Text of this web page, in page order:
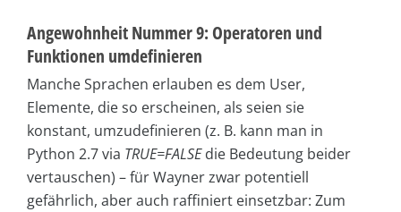
Angewohnheit Nummer 9: Operatoren und
Funktionen umdefinieren
Manche Sprachen erlauben es dem User,
Elemente, die so erscheinen, als seien sie
konstant, umzudefinieren (z. B. kann man in
Python 2.7 via TRUE=FALSEdie Bedeutung beider
vertauschen) – für Wayner zwar potentiell
gefährlich, aber auch raffiniert einsetzbar: Zum